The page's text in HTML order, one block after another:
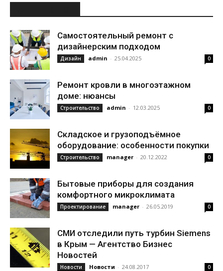
Самостоятельный ремонт с
дизайнерским подходом
Дизайн admin - 25.04.2025 0
Ремонт кровли в многоэтажном
доме: нюансы
Строительство admin - 12.03.2025 0
Складское и грузоподъёмное
оборудование: особенности покупки
Строительство manager - 20.12.2022 0
Бытовые приборы для создания
комфортного микроклимата
Проектирование manager - 26.05.2019 0
СМИ отследили путь турбин Siemens
в Крым — Агентство Бизнес
Новостей
Новости Новости - 24.08.2017 0